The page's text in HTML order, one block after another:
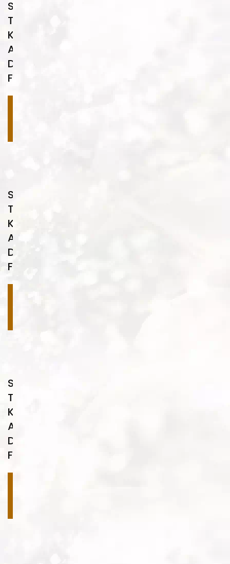
Su
Transfer
Kaplama
Ahşap
Desenleri
FA06
Su
Transfer
Kaplama
Ahşap
Desenleri
FA07
Su
Transfer
Kaplama
Ahşap
Desenleri
FA08